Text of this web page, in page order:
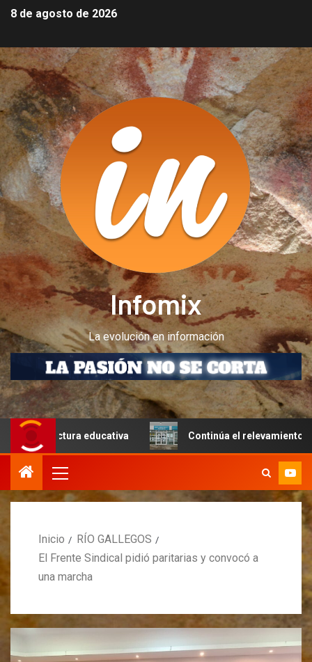
8 de agosto de 2026
Infomix
La evolución en información
educativa Continúa el relevamiento técnico en
Inicio
RÍO GALLEGOS
El Frente Sindical pidió paritarias y convocó a
una marcha